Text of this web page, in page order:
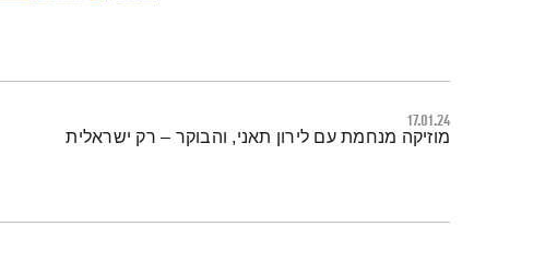
17.01.24
תמצית הפודקאסט
מוזיקה מנחמת עם לירון תאני, והבוקר – רק ישראלית